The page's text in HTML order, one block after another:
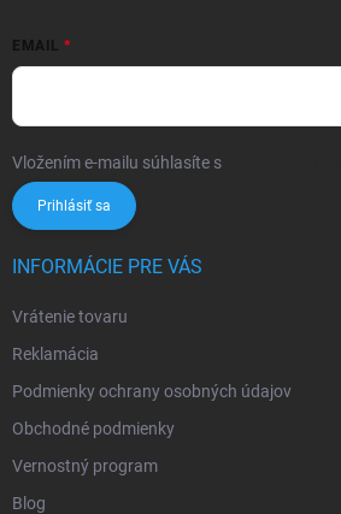
EMAIL
Vložením e-mailu súhlasíte s
Prihlásiť sa
INFORMÁCIE PRE VÁS
Vrátenie tovaru
Reklamácia
Podmienky ochrany osobných údajov
Obchodné podmienky
Vernostný program
Blog